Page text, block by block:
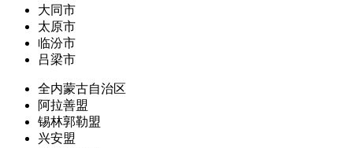
大同市
太原市
临汾市
吕梁市
全内蒙古自治区
阿拉善盟
锡林郭勒盟
兴安盟